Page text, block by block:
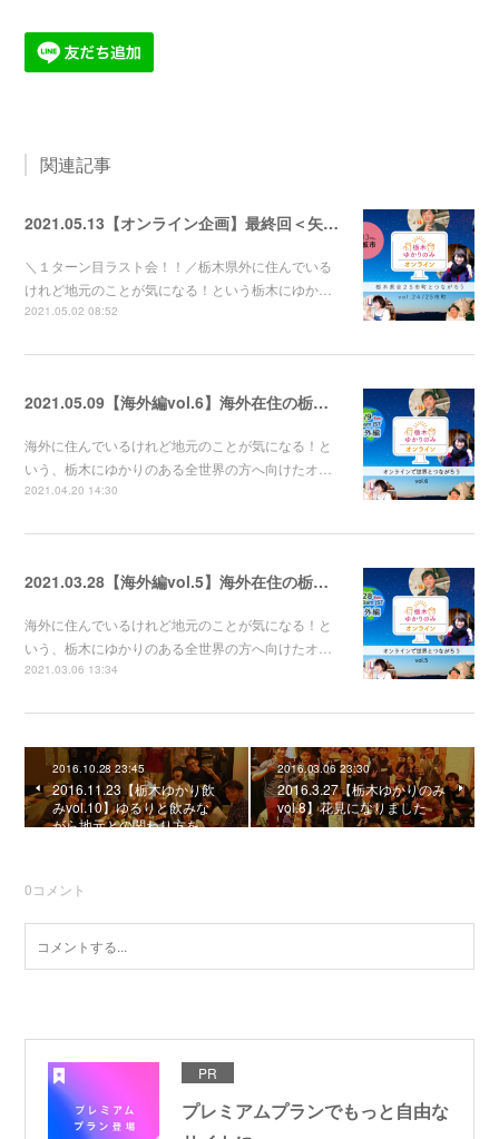
関連記事
2021.05.13【オンライン企画】最終回＜矢板市＞まちのひと×出身者たちで地元トーーク！
＼１ターン目ラスト会！！／栃木県外に住んでいる
けれど地元のことが気になる！という栃木にゆか…
2021.05.02 08:52
2021.05.09【海外編vol.6】海外在住の栃木ゆかりの人たち集合～～！！！
海外に住んでいるけれど地元のことが気になる！と
いう、栃木にゆかりのある全世界の方へ向けたオ…
2021.04.20 14:30
2021.03.28【海外編vol.5】海外在住の栃木ゆかりの人たち集合～～！！！
海外に住んでいるけれど地元のことが気になる！と
いう、栃木にゆかりのある全世界の方へ向けたオ…
2021.03.06 13:34
2016.10.28 23:45
2016.11.23【栃木ゆかり飲
みvol.10】ゆるりと飲みな
がら地元との関わり方を…
2016.03.06 23:30
2016.3.27【栃木ゆかりのみ
vol.8】花見になりました
0コメント
PR
プレミアムプランでもっと自由な